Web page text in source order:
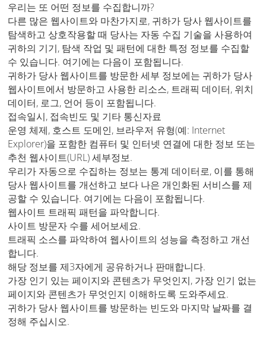
우리는 또 어떤 정보를 수집합니까?
다른 많은 웹사이트와 마찬가지로, 귀하가 당사 웹사이트를
탐색하고 상호작용할 때 당사는 자동 수집 기술을 사용하여
귀하의 기기, 탐색 작업 및 패턴에 대한 특정 정보를 수집할
수 있습니다. 여기에는 다음이 포함됩니다.
귀하가 당사 웹사이트를 방문한 세부 정보에는 귀하가 당사
웹사이트에서 방문하고 사용한 리소스, 트래픽 데이터, 위치
데이터, 로그, 언어 등이 포함됩니다.
접속일시, 접속빈도 및 기타 통신자료
운영 체제, 호스트 도메인, 브라우저 유형(예: Internet
Explorer)을 포함한 컴퓨터 및 인터넷 연결에 대한 정보 또는
추천 웹사이트(URL) 세부정보.
우리가 자동으로 수집하는 정보는 통계 데이터로, 이를 통해
당사 웹사이트를 개선하고 보다 나은 개인화된 서비스를 제
공할 수 있습니다. 여기에는 다음이 포함됩니다.
웹사이트 트래픽 패턴을 파악합니다.
사이트 방문자 수를 세어보세요.
트래픽 소스를 파악하여 웹사이트의 성능을 측정하고 개선
합니다.
해당 정보를 제3자에게 공유하거나 판매합니다.
가장 인기 있는 페이지와 콘텐츠가 무엇인지, 가장 인기 없는
페이지와 콘텐츠가 무엇인지 이해하도록 도와주세요.
귀하가 당사 웹사이트를 방문하는 빈도와 마지막 날짜를 결
정해 주십시오.